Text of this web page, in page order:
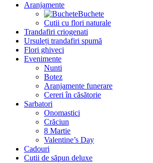
Aranjamente
Buchete
Cutii cu flori naturale
Trandafiri criogenati
Ursuleți trandafiri spumă
Flori ghiveci
Evenimente
Nunti
Botez
Aranjamente funerare
Cereri în căsătorie
Sarbatori
Onomastici
Crăciun
8 Martie
Valentine’s Day
Cadouri
Cutii de săpun deluxe